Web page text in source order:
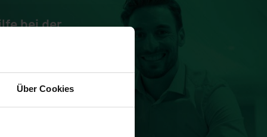
Über Cookies
bei der
und wir helfen